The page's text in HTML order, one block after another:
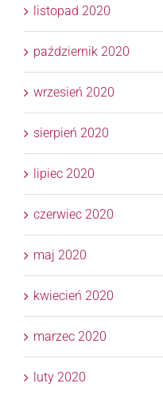
listopad 2020
październik 2020
wrzesień 2020
sierpień 2020
lipiec 2020
czerwiec 2020
maj 2020
kwiecień 2020
marzec 2020
luty 2020